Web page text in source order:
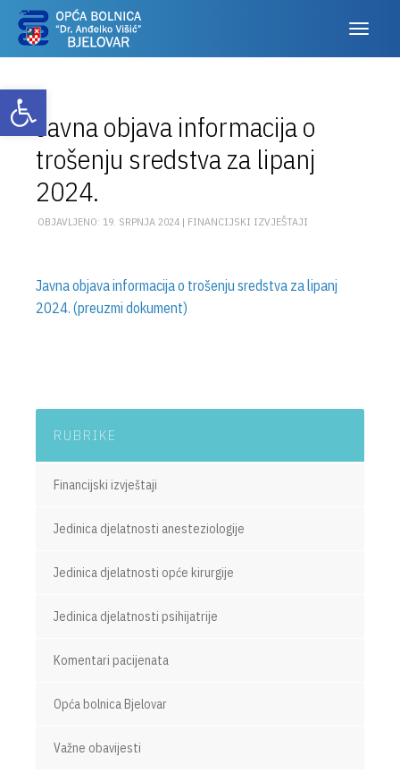
Otvori alatnu traku
Javna objava informacija o
trošenju sredstva za lipanj
2024.
OBJAVLJENO: 19. SRPNJA 2024 | FINANCIJSKI IZVJEŠTAJI
Javna objava informacija o trošenju sredstva za lipanj
2024. (preuzmi dokument)
RUBRIKE
Financijski izvještaji
Jedinica djelatnosti anesteziologije
Jedinica djelatnosti opće kirurgije
Jedinica djelatnosti psihijatrije
Komentari pacijenata
Opća bolnica Bjelovar
Važne obavijesti